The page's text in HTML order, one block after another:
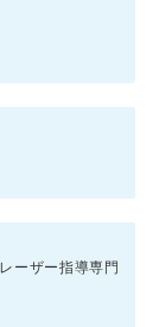
ーザー指導専門